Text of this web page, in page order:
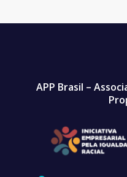
APP Brasil –